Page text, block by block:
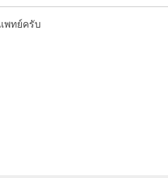
พทย์ครับ